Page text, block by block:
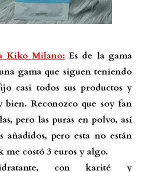
Kiko Milano:Es de la gama
gama que siguen teniendo
casi todos sus productos y
bien. Reconozco que soy fan
pero las puras en polvo, así
añadidos, pero esta no están
me costó 3 euros y algo.
con karité y